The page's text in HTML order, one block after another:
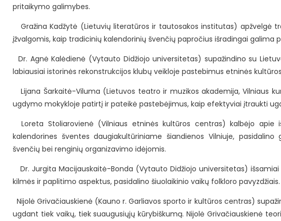
pritaikymo galimybes.
Gražina Kadžytė (Lietuvių literatūros ir tautosakos institutas) apžvelgė
įžvalgomis, kaip tradicinių kalendorinių švenčių papročius išradingai galima
Dr. Agnė Kalėdienė (Vytauto Didžiojo universitetas) supažindino su
labiausiai istorinės rekonstrukcijos klubų veikloje pastebimus etninės
Lijana Šarkaitė-Viluma (Lietuvos teatro ir muzikos akademija, Vilniaus
ugdymo mokykloje patirtį ir pateikė pastebėjimus, kaip efektyviai įtraukti
Loreta Stoliarovienė (Vilniaus etninės kultūros centras) kalbėjo apie
kalendorines šventes daugiakultūriniame šiandienos Vilniuje,
švenčių bei renginių organizavimo idėjomis.
Dr. Jurgita Macijauskaitė-Bonda (Vytauto Didžiojo universitetas)
kilmės ir paplitimo aspektus, pasidalino šiuolaikinio vaikų folkloro pavyzdžiais.
Nijolė Grivačiauskienė (Kauno r. Garliavos sporto ir kultūros centras)
ugdant tiek vaikų, tiek suaugusiųjų kūrybiškumą. Nijolė Grivačiauskienė